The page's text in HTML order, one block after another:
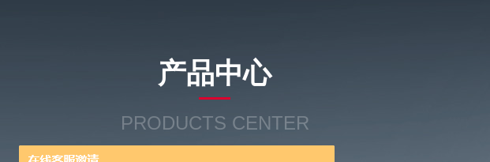
产品中心
PRODUCTS CENTER